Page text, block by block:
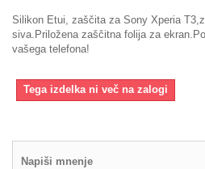
Silikon Etui, zaščita za Sony Xperia
siva.Priložena zaščitna folija za
vašega telefona!
Tega izdelka ni več na zalogi
Napiši mnenje